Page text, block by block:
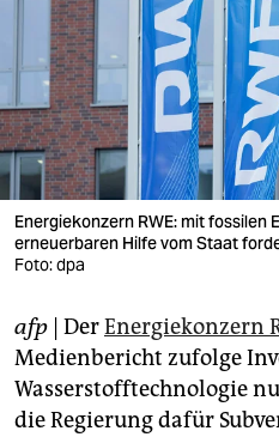
nord
wahrheit
verlag
verlag
veranstaltungen
shop
fragen & hilfe
unterstützen
abo
Energiekonzern RWE: mit fossilen
erneuerbaren Hilfe vom Staat
Foto: dpa
afp | DerEnergiekonzern
Medienbericht zufolge
Wasserstofftechnologie
die Regierung dafür